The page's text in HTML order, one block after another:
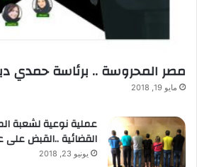
مصر المحروسة .. برئاسة حمدي
مايو 19, 2018
عملية نوعية لشعبة
القضائية ..القبض
يونيو 23, 2018